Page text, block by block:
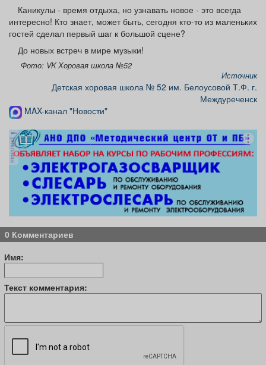
Каникулы - время отдыха, но узнавать новое - это всегда
интересно! Кто знает, может быть, сегодня кто-то из маленьких
гостей сделал первый шаг к большой сцене?
До новых встреч в мире музыки!
Фото: VK Хоровая школа №52
Источник
Детская хоровая школа № 52 им. Белоусовой Т.Ф. г.
Междуреченск
MAX-канал "Новости"
реклама
0 Комментариев
Имя:
Текст комментария: